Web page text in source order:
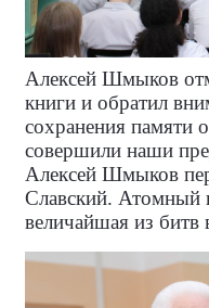
Алексей Шмыков
книги и обратил
сохранения памяти
совершили наши
Алексей Шмыков
Славский. Атомный
величайшая из